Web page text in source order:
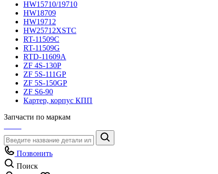
HW15710/19710
HW18709
HW19712
HW25712XSTC
RT-11509C
RT-11509G
RTD-11609A
ZF 4S-130P
ZF 5S-111GP
ZF 5S-150GP
ZF S6-90
Картер, корпус КПП
Запчасти по маркам
Позвонить
Поиск